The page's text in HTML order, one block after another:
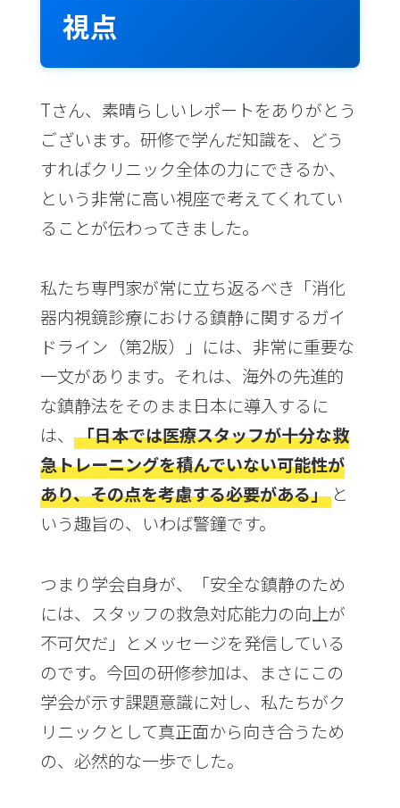
視点
Tさん、素晴らしいレポートをありがとう
ございます。研修で学んだ知識を、どう
すればクリニック全体の力にできるか、
という非常に高い視座で考えてくれてい
ることが伝わってきました。
私たち専門家が常に立ち返るべき「消化
器内視鏡診療における鎮静に関するガイ
ドライン（第2版）」には、非常に重要な
一文があります。それは、海外の先進的
な鎮静法をそのまま日本に導入するに
は、「日本では医療スタッフが十分な救
急トレーニングを積んでいない可能性が
あり、その点を考慮する必要がある」 と
いう趣旨の、いわば警鐘です。
つまり学会自身が、「安全な鎮静のため
には、スタッフの救急対応能力の向上が
不可欠だ」とメッセージを発信している
のです。今回の研修参加は、まさにこの
学会が示す課題意識に対し、私たちがク
リニックとして真正面から向き合うため
の、必然的な一歩でした。